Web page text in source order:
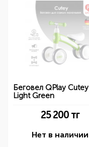
Беговел QPlay Cutey
Light Green
25 200тг
Нет в наличии